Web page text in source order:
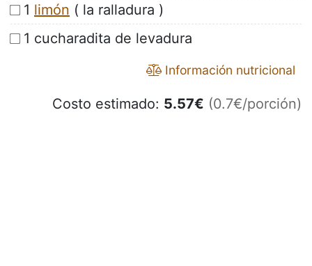
1 limón ( la ralladura )
1 cucharadita de levadura
Información nutricional
Costo estimado: 5.57€ (0.7€/porción)